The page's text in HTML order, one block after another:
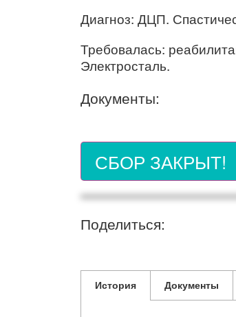
Диагноз: ДЦП.
Требовалась:
Электросталь.
Документы:
СБОР ЗАКРЫТ!
Поделиться:
История Документы